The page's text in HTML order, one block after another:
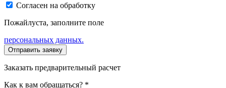
Согласен на обработку
Пожайлуста, заполните поле
персональных данных.
Заказать предварительный расчет
Как к вам обращаться? *